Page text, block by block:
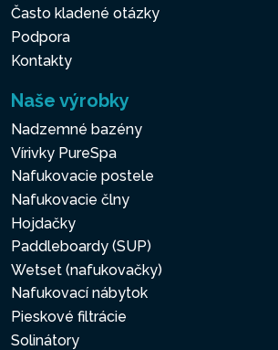
Často kladené otázky
Podpora
Kontakty
Naše výrobky
Nadzemné bazény
Vírivky PureSpa
Nafukovacie postele
Nafukovacie člny
Hojdačky
Paddleboardy (SUP)
Wetset (nafukovačky)
Nafukovací nábytok
Pieskové filtrácie
Solinátory